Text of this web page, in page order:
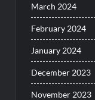
March 2024
February 2024
January 2024
December 2023
November 2023